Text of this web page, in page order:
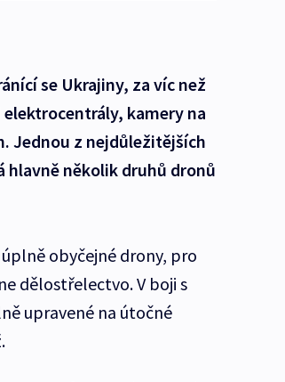
se Ukrajiny, za víc než
kamery na
Jednou z nejdůležitějších
hlavně několik druhů dronů
obyčejné drony, pro
dělostřelectvo. V boji s
upravené na útočné